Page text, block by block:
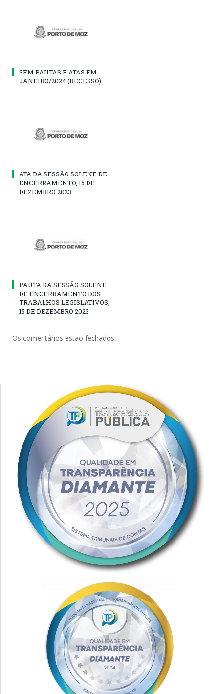
SEM PAUTAS E ATAS EM
JANEIRO/2024 (RECESSO)
ATA DA SESSÃO SOLENE DE
ENCERRAMENTO, 15 DE
DEZEMBRO 2023
PAUTA DA SESSÃO SOLENE
DE ENCERRAMENTO DOS
TRABALHOS LEGISLATIVOS,
15 DE DEZEMBRO 2023
Os comentários estão fechados.